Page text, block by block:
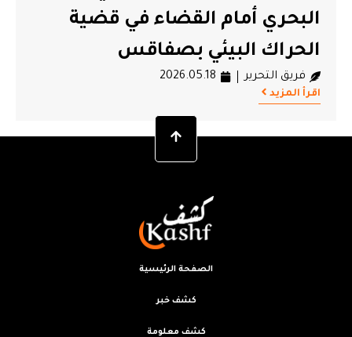
البحري أمام القضاء في قضية
الحراك البيئي بصفاقس
فريق التحرير 2026.05.18
اقرأ المزيد
الصفحة الرئيسية
كشف خبر
كشف معلومة